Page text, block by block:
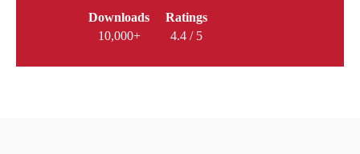
Downloads
10,000+
Ratings
4.4 / 5